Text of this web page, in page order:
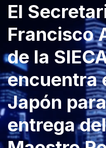
El
Francisco
de la
encuentra
Japón
entrega